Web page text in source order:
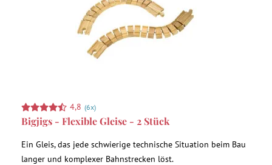
4,8 (6x)
Bigjigs - Flexible Gleise - 2 Stück
Ein Gleis, das jede schwierige technische Situation beim Bau
langer und komplexer Bahnstrecken löst.